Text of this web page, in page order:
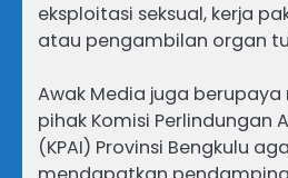
eksploitasi seksual, kerja
atau pengambilan organ
Awak Media juga
pihak Komisi Perlindungan
(KPAI) Provinsi Bengkulu